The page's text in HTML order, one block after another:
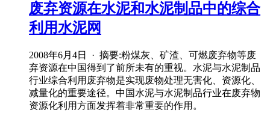
废弃资源在水泥和水泥制品中的综合
利用水泥网
2008年6月4日 · 摘要:粉煤灰、矿渣、可燃废弃物等废
弃资源在中国得到了前所未有的重视。水泥与水泥制品
行业综合利用废弃物是实现废物处理无害化、资源化、
减量化的重要途径。中国水泥与水泥制品行业在废弃物
资源化利用方面发挥着非常重要的作用。